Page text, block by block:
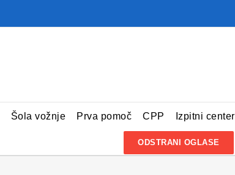
Šola vožnje Prva pomoč CPP Izpitni center
ODSTRANI OGLASE